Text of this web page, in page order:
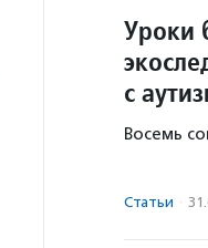
Уроки
с
Восемь
Статьи ·